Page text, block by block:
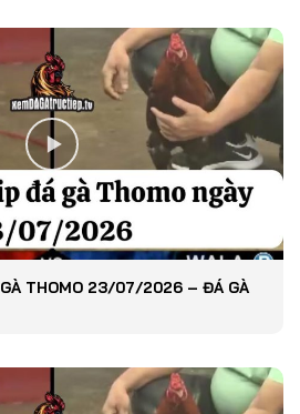
GÀ THOMO 23/07/2026 – ĐÁ GÀ